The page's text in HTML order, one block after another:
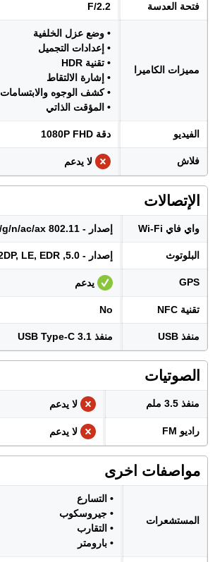
فتحة العدسة F/2.2
مميزات الكاميرا
• وضع عزل الخلفية
• إعدادات التجميل
• تقنية HDR
• إشارة الالتقاط
• كشف الوجوه والابتسامات
• المؤقت الذاتي
الفيديو دقة 1080P FHD
فلاش لا يدعم
الإتصالات
واي فاي Wi-Fi إصدار - 802.11 a/b/g/n/ac/ax
البلوتوث إصدار - 5.0, A2DP, LE, EDR
GPS يدعم
تقنية NFC No
منفذ USB منفذ USB Type-C 3.1
الصوتيات
منفذ 3.5 ملم لا يدعم
راديو FM لا يدعم
مواصفات اخرى
المستشعرات
• التسارع
• جيروسكوب
• التقارب
• بارومتر